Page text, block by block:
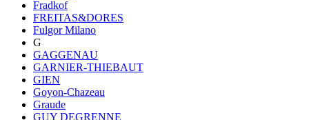
Fradkof
FREITAS&DORES
Fulgor Milano
G
GAGGENAU
GARNIER-THIEBAUT
GIEN
Goyon-Chazeau
Graude
GUY DEGRENNE